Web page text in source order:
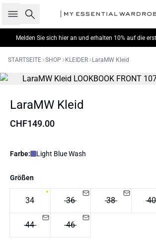
Suche
Melden Sie sich hier an und erhalten 10% auf die
STARTSEITE SHOP KLEIDER LaraMW Kleid
LaraMW Kleid
CHF149.00
Farbe: Light Blue Wash
Größen
34 36 38 40
44 46